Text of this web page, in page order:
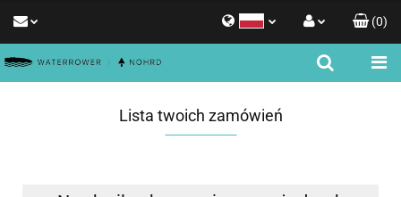
Zaloguj się
Dodaj zgłoszenie
(0)
Lista twoich zamówień